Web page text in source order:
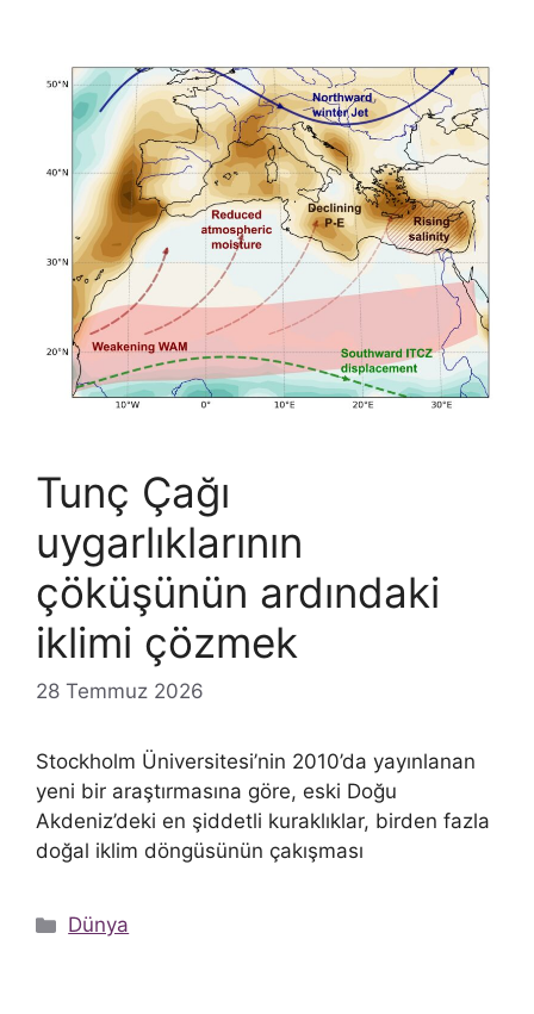
Tunç Çağı
uygarlıklarının
çöküşünün ardındaki
iklimi çözmek
28 Temmuz 2026
Stockholm Üniversitesi’nin 2010’da yayınlanan
yeni bir araştırmasına göre, eski Doğu
Akdeniz’deki en şiddetli kuraklıklar, birden fazla
doğal iklim döngüsünün çakışması
Kategoriler
Dünya